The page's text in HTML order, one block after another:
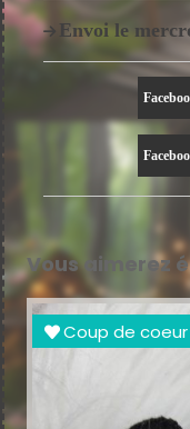
Envoi le
Vous aimerez
Coup de coeur